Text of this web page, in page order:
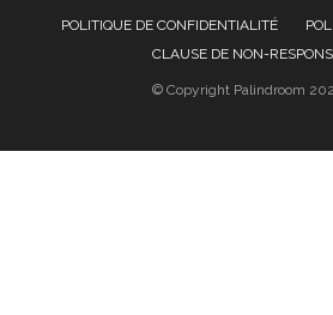
POLITIQUE DE CONFIDENTIALITÉ
CLAUSE DE NON-
© Copyright Palindroom